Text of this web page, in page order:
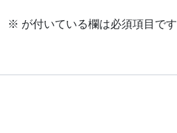
※ が付いている欄は必須項目です